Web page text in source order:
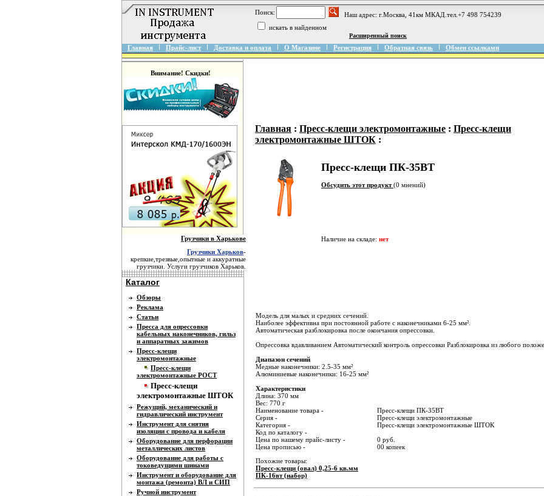
Поиск:
Наш адрес: г.Москва, 41км МКАД.тел.+7 498 754239
искать в найденном
Расширенный поиск
Главная Прайс-лист Доставка и оплата О Магазине Регистрация Обратная связь Обмен ссылками
Внимание! Скидки!
Грузчики в Харькове
Грузчики Харьков-
крепкие,трезвые,опытные и аккуратные
грузчики. Услуги грузчиков Харьков.
Каталог
Обзоры
Реклама
Статьи
Пресса для опрессовки
кабельных наконечников, гильз
и аппаратных зажимов
Пресс-клещи
электромонтажные
Пресс-клещи
электромонтажные РОСТ
Пресс-клещи
электромонтажные ШТОК
Режущий, механический и
гидравлический инструмент
Инструмент для снятия
изоляции с провода и кабеля
Оборудование для перфорации
металлических листов
Оборудование для работы с
токоведущими шинами
Инструмент и оборудование для
монтажа (ремонта) ВЛ и СИП
Ручной инструмент
Главная : Пресс-клещи электромонтажные : Пресс-клещи
электромонтажные ШТОК :
Пресс-клещи ПК-35ВТ
Обсудить этот продукт(0 мнений)
Наличие на складе: нет
Модель для малых и средних сечений.
Наиболее эффективна при постоянной работе с наконечниками 6-25 мм².
Автоматическая разблокировка после окончания опрессовки.
Опрессовка вдавливанием Автоматический контроль опрессовки Разблокировка из любого
Диапазон сечений
Медные наконечники: 2.5-35 мм²
Алюминиевые наконечники: 16-25 мм²
Характеристики
Длина: 370 мм
Вес: 770 г
Наименование товара -
Пресс-клещи ПК-35ВТ
Серия -
Пресс-клещи электромонтажные
Категория -
Пресс-клещи электромонтажные ШТОК
Код по каталогу -
Цена по нашему прайс-листу -
0 руб.
Цена прописью -
00 копеек
Похожие товары:
Пресс-клещи (овал) 0,25-6 кв.мм
ПК-16вт (набор)